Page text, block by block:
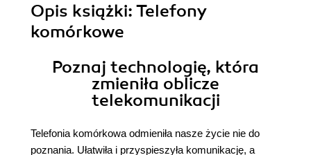
Opis książki: Telefony
komórkowe
Poznaj technologię, która
zmieniła oblicze
telekomunikacji
Telefonia komórkowa odmieniła nasze życie nie do
poznania. Ułatwiła i przyspieszyła komunikację, a